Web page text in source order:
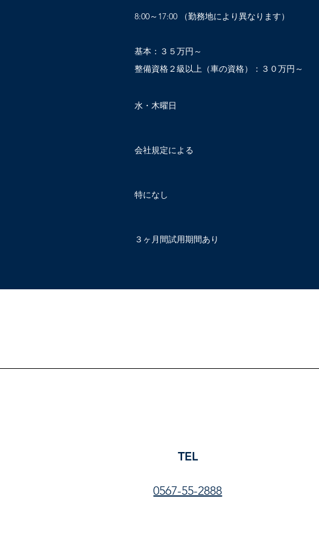
8:00～17:00 （勤務地により異なります）
基本：３５万円～
整備資格２級以上（車の資格）：
水・木曜日
会社規定による
特になし
３ヶ月間試用期間あり
TEL
0567-55-2888